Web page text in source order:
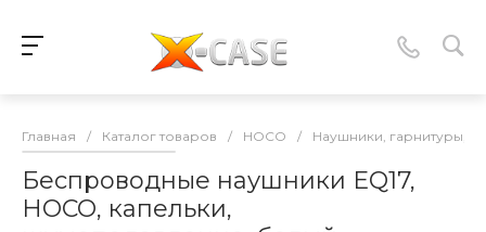
Главная / Каталог товаров / HOCO / Наушники, гарнитуры,
Беспроводные наушники EQ17,
HOCO, капельки,